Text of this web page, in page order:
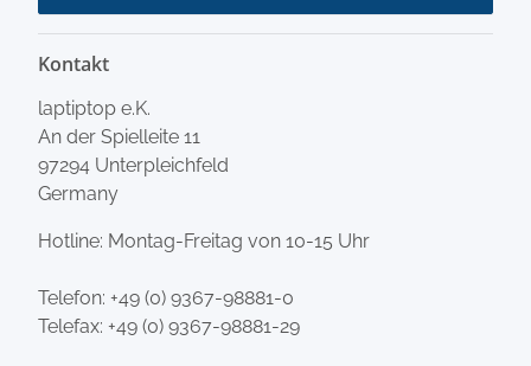
Kontakt
laptiptop e.K.
An der Spielleite 11
97294 Unterpleichfeld
Germany
Hotline: Montag-Freitag von 10-15 Uhr
Telefon: +49 (0) 9367-98881-0
Telefax: +49 (0) 9367-98881-29